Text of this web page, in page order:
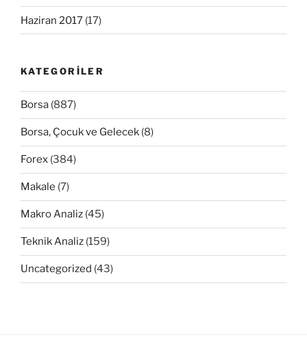
Haziran 2017 (17)
KATEGORILER
Borsa (887)
Borsa, Çocuk ve Gelecek (8)
Forex (384)
Makale (7)
Makro Analiz (45)
Teknik Analiz (159)
Uncategorized (43)